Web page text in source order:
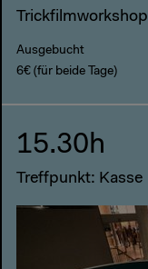
Trickfilmworkshop
Ausgebucht
6€ (für beide Tage)
15.30h
Treffpunkt: Kasse